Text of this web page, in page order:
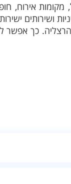
אירוח,
ושירותים
כך אפשר
הפרטיות
לארח, חלוקת